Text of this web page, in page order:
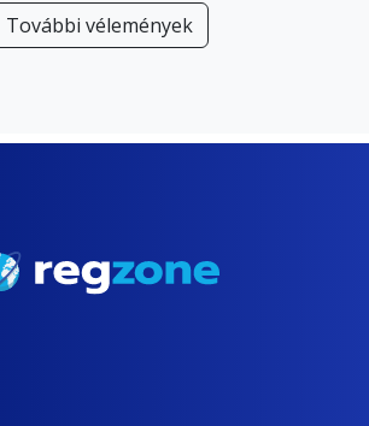
További vélemények